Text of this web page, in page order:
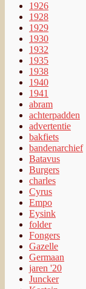
1926
1928
1929
1930
1932
1935
1938
1940
1941
abram
achterpadden
advertentie
bakfiets
bandenarchief
Batavus
Burgers
charles
Cyrus
Empo
Eysink
folder
Fongers
Gazelle
Germaan
jaren '20
Juncker